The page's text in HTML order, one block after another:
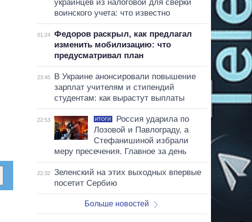
украинцев из налоговой для сверки
воинского учета: что известно
01:24
Федоров раскрыл, как предлагал
изменить мобилизацию: что
предусматривал план
23:45
В Украине анонсировали повышение
зарплат учителям и стипендий
студентам: как вырастут выплаты
22:53 ИТОГИ
Россия ударила по
Лозовой и Павлограду, а
Стефанишиной избрали
меру пресечения. Главное за день
22:32
Зеленский на этих выходных впервые
посетит Сербию
Больше новостей